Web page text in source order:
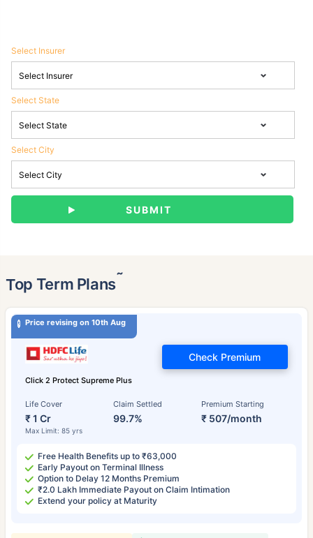
Select Insurer
Select State
Select City
Top Term Plans˜
Price revising on 10th Aug
Click 2 Protect Supreme Plus
Life Cover
₹ 1 Cr
Max Limit: 85 yrs
Claim Settled
99.7%
Premium Starting
₹ 507/month
Check Premium
Free Health Benefits up to ₹63,000
Early Payout on Terminal Illness
Option to Delay 12 Months Premium
₹2.0 Lakh Immediate Payout on Claim Intimation
Extend your policy at Maturity